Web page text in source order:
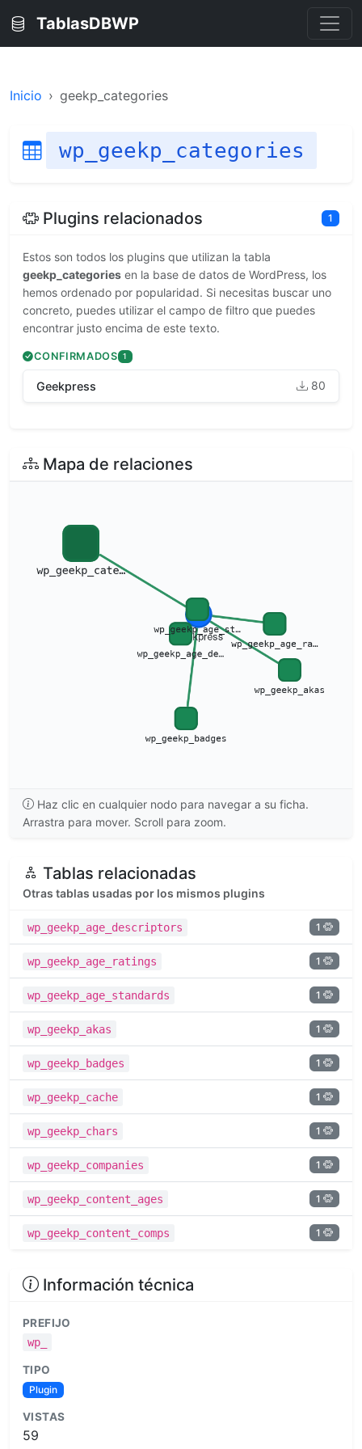
TablasDBWP
Inicio geekp_categories
wp_geekp_categories
Plugins relacionados 1
Estos son todos los plugins que utilizan la tabla
geekp_categories en la base de datos de WordPress, los
hemos ordenado por popularidad. Si necesitas buscar uno
concreto, puedes utilizar el campo de filtro que puedes
encontrar justo encima de este texto.
CONFIRMADOS 1
Geekpress 80
Mapa de relaciones
Haz clic en cualquier nodo para navegar a su ficha.
Arrastra para mover. Scroll para zoom.
Tablas relacionadas
Otras tablas usadas por los mismos plugins
wp_geekp_age_descriptors 1
wp_geekp_age_ratings 1
wp_geekp_age_standards 1
wp_geekp_akas 1
wp_geekp_badges 1
wp_geekp_cache 1
wp_geekp_chars 1
wp_geekp_companies 1
wp_geekp_content_ages 1
wp_geekp_content_comps 1
Información técnica
PREFIJO
wp_
TIPO
Plugin
VISTAS
59